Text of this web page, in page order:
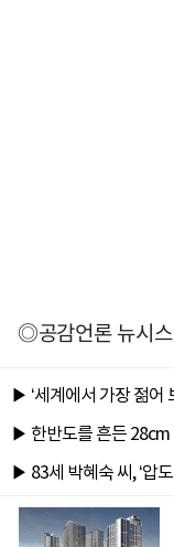
◎공감언론 뉴시스